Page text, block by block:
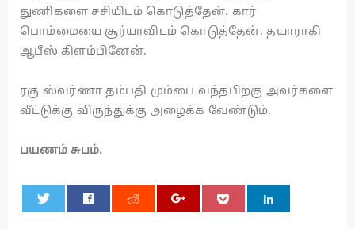
துணிகளை சசியிடம் கொடுத்தேன். கார்
பொம்மையை சூர்யாவிடம் கொடுத்தேன். தயாராகி
ஆபீஸ் கிளம்பினேன்.
ரகு ஸ்வர்ணா தம்பதி மும்பை வந்தபிறகு அவர்களை
வீட்டுக்கு விருந்துக்கு அழைக்க வேண்டும்.
பயணம் சுபம்.